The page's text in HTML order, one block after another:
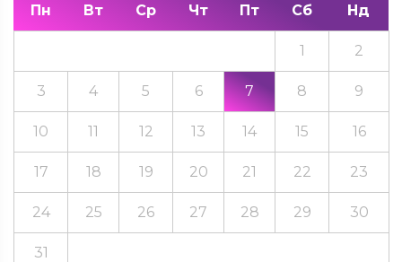
Пн Вт Ср Чт Пт Сб Нд
1 2
3 4 5 6 7 8 9
10 11 12 13 14 15 16
17 18 19 20 21 22 23
24 25 26 27 28 29 30
31